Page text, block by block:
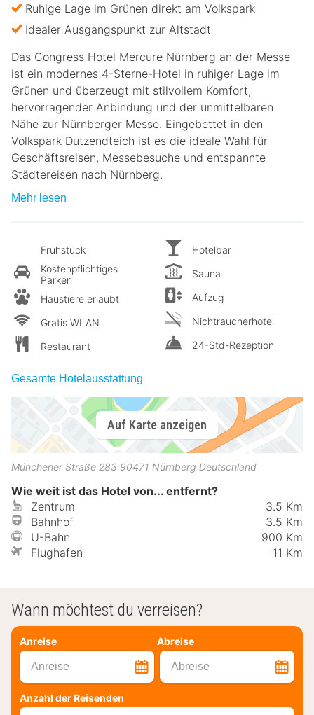
Ruhige Lage im Grünen direkt am Volkspark
Idealer Ausgangspunkt zur Altstadt
Das Congress Hotel Mercure Nürnberg an der Messe
ist ein modernes 4-Sterne-Hotel in ruhiger Lage im
Grünen und überzeugt mit stilvollem Komfort,
hervorragender Anbindung und der unmittelbaren
Nähe zur Nürnberger Messe. Eingebettet in den
Volkspark Dutzendteich ist es die ideale Wahl für
Geschäftsreisen, Messebesuche und entspannte
Städtereisen nach Nürnberg.
Mehr lesen
Frühstück
Kostenpflichtiges
Parken
Haustiere erlaubt
Gratis WLAN
Restaurant
Hotelbar
Sauna
Aufzug
Nichtraucherhotel
24-Std-Rezeption
Gesamte Hotelausstattung
Auf Karte anzeigen
Münchener Straße 283 90471 Nürnberg Deutschland
Wie weit ist das Hotel von... entfernt?
Zentrum
3.5 Km
Bahnhof
3.5 Km
U-Bahn
900 Km
Flughafen
11 Km
Wann möchtest du verreisen?
Anreise Abreise
Anreise Abreise
Anzahl der Reisenden